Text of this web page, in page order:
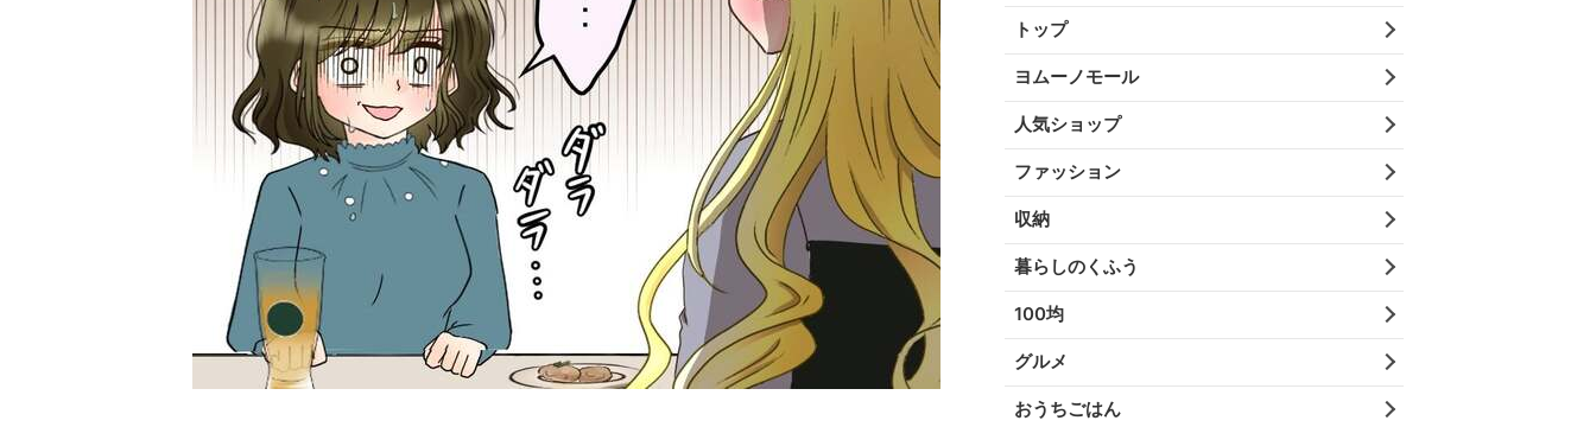
トップ
ヨムーノモール
人気ショップ
ファッション
収納
暮らしのくふう
100均
グルメ
おうちごはん